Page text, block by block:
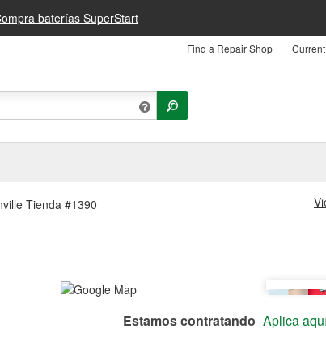
baterías SuperStart
Find a Repair Shop
Tienda #1390
Estamos contratando Aplica